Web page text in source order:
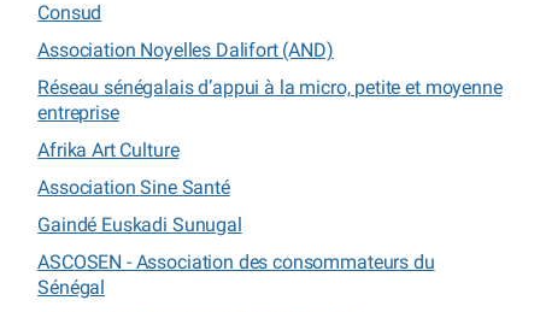
Consud
Association Noyelles Dalifort (AND)
Réseau sénégalais d’appui à la micro, petite et moyenne
entreprise
Afrika Art Culture
Association Sine Santé
Gaindé Euskadi Sunugal
ASCOSEN - Association des consommateurs du
Sénégal